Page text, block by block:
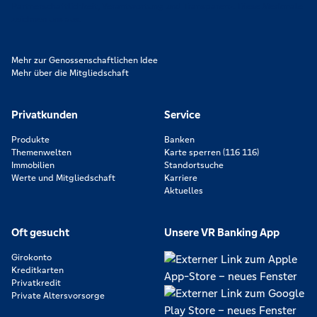
Mehr zur Genossenschaftlichen Idee
Mehr über die Mitgliedschaft
Privatkunden
Produkte
Themenwelten
Immobilien
Werte und Mitgliedschaft
Service
Banken
Karte sperren (116 116)
Standortsuche
Karriere
Aktuelles
Oft gesucht
Girokonto
Kreditkarten
Privatkredit
Private Altersvorsorge
Unsere VR Banking App